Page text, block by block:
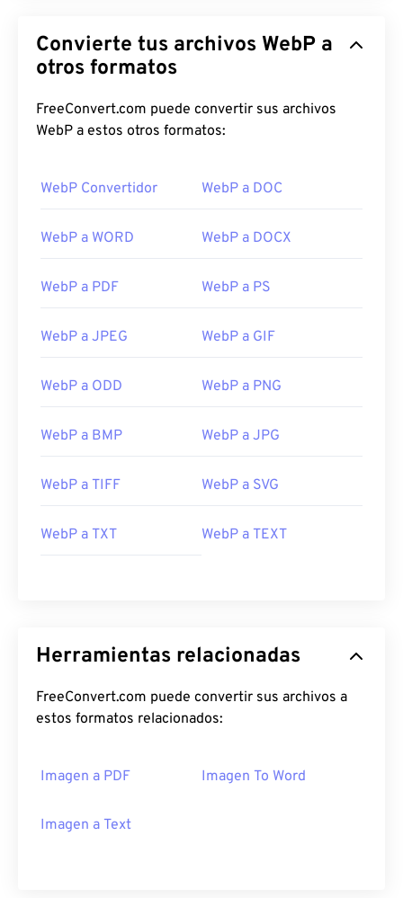
Convierte tus archivos WebP a
otros formatos
FreeConvert.com puede convertir sus archivos
WebP a estos otros formatos:
WebP Convertidor WebP a DOC
WebP a WORD WebP a DOCX
WebP a PDF WebP a PS
WebP a JPEG WebP a GIF
WebP a ODD WebP a PNG
WebP a BMP WebP a JPG
WebP a TIFF WebP a SVG
WebP a TXT WebP a TEXT
Herramientas relacionadas
FreeConvert.com puede convertir sus archivos a
estos formatos relacionados:
Imagen a PDF Imagen To Word
Imagen a Text